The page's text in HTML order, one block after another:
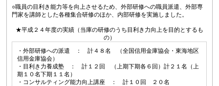
○職員の目利き能力等を向上させるため、外部研修への職員派遣、外部専
門家を講師とした各種集合研修のほか、内部研修を実施しました。
★平成２４年度の実績（当庫の研修のうち目利き力向上を目的とするも
の）
・外部研修への派遣 ： 計４８名 （全国信用金庫協会・東海地区
信用金庫協会）
・目利き力養成塾 ： 計１２回 （上期下期各６回）計２１名（上
期１０名下期１１名）
・コンサルティング能力向上講座 ： 計１０回 ２０名